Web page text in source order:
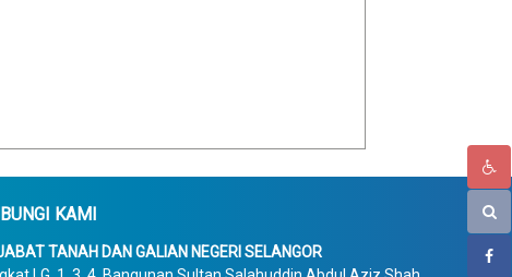
KAMI
TANAH DAN GALIAN NEGERI SELANGOR